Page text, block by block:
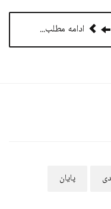
ادامه مطلب...
پایان